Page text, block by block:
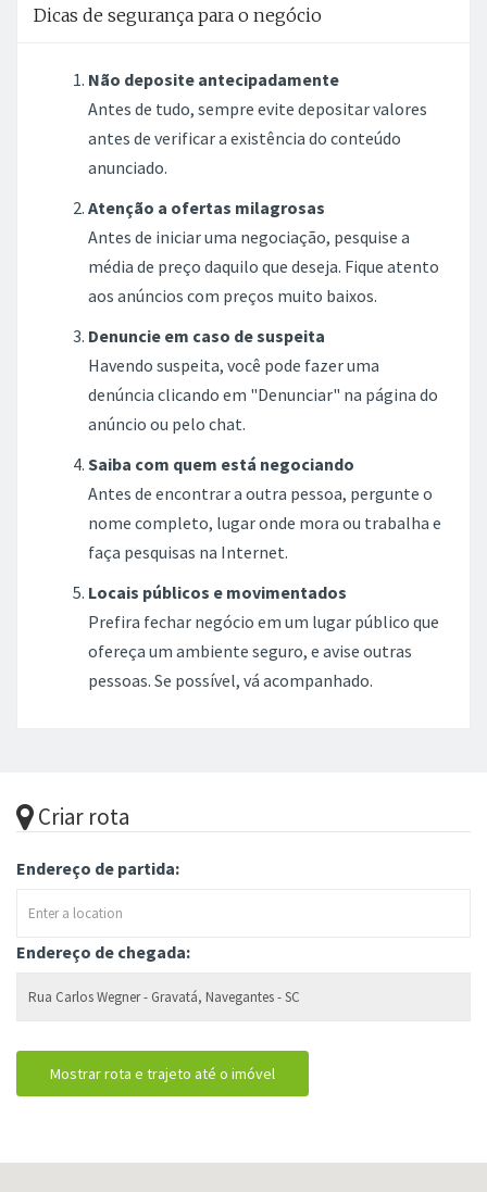
Dicas de segurança para o negócio
Não deposite antecipadamente
Antes de tudo, sempre evite depositar valores
antes de verificar a existência do conteúdo
anunciado.
Atenção a ofertas milagrosas
Antes de iniciar uma negociação, pesquise a
média de preço daquilo que deseja. Fique atento
aos anúncios com preços muito baixos.
Denuncie em caso de suspeita
Havendo suspeita, você pode fazer uma
denúncia clicando em "Denunciar" na página do
anúncio ou pelo chat.
Saiba com quem está negociando
Antes de encontrar a outra pessoa, pergunte o
nome completo, lugar onde mora ou trabalha e
faça pesquisas na Internet.
Locais públicos e movimentados
Prefira fechar negócio em um lugar público que
ofereça um ambiente seguro, e avise outras
pessoas. Se possível, vá acompanhado.
Criar rota
Endereço de partida:
Endereço de chegada: